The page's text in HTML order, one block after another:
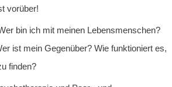
vorüber!
bin ich mit meinen Lebensmenschen?
ist mein Gegenüber? Wie funktioniert es,
finden?